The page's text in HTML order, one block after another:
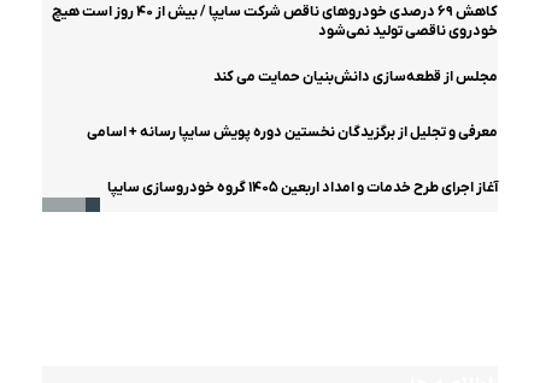
کاهش ۶۹ درصدی خودروهای ناقص شرکت سایپا / بیش از ۴۰ روز است هیچ
خودروی ناقصی تولید نمی‌شود
مجلس از قطعه‌سازی دانش‌بنیان حمایت می کند
معرفی و تجلیل از برگزیدگان نخستین دوره پویش سایپا رسانه + اسامی
آغاز اجرای طرح خدمات و امداد اربعین ۱۴۰۵ گروه خودروسازی سایپا